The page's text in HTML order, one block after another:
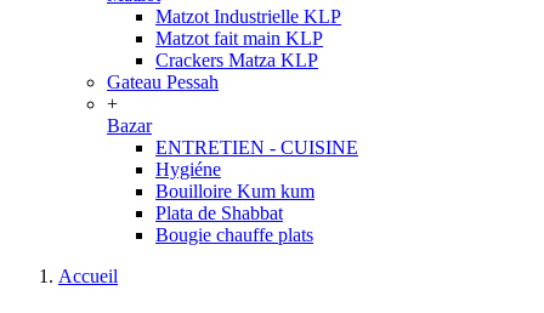
Matzot Industrielle KLP
Matzot fait main KLP
Crackers Matza KLP
Gateau Pessah
+
Bazar
ENTRETIEN - CUISINE
Hygiéne
Bouilloire Kum kum
Plata de Shabbat
Bougie chauffe plats
Accueil